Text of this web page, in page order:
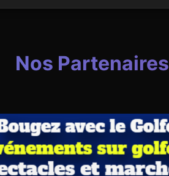
Nos Partenaires